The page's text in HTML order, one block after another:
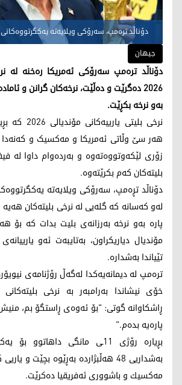
دۆناڵد ترەمپ، سەرۆكی ویلایەتە
جیهان
دۆناڵد ترەمپ سەرۆکی ئەمریکا رەخنە لە
2026 دەگرێت و دەڵێت، نرخەکان گرانن و
بەو نرخە بکڕێت.
نرخی بلیتی
هەر سێ وڵاتی ئەمریکا و مەکسیک و کەنەدا
زۆری لێکەوتووەتەوە و بەردەوام داوا لە
بلیتەکان کەم بکرێتەوە.
دۆناڵد تڕەمپ، سەرۆکی ویلایەتە
لەو کەسانە کە گلەیی لە نرخی بلیتەکان هەیە
پارە بەو نرخە بەرزانەی بلیت بدات کە بۆ
مۆندیال دیاریکراون، بەتایبەت ئەو
تێیاندا بەشدارە.
ترەمپ لە دیمانەیەکدا لەگەڵ رۆژنامەی
ڕاشکاوانە گوتی: "بۆ ئەوەی ڕاستگۆ بم،
پارەیە بدەم."
بڕیارە رۆژی 11ـی مانگی داهاتوو
بەشداریی 48 هەڵبژاردە بەڕێوە بچێت و
مەكسیك و باشووری ئەفریقیا دەكرێت.